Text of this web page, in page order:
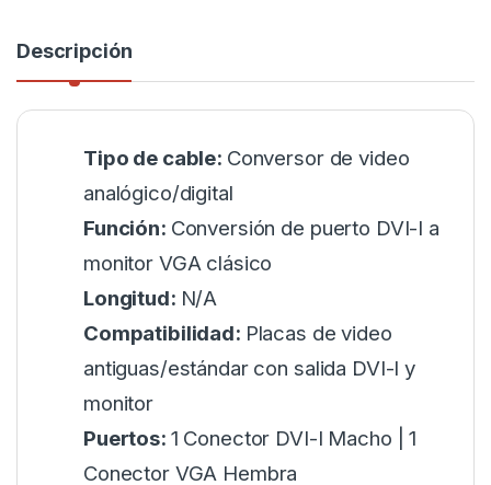
Descripción
Tipo de cable: Conversor de video
analógico/digital
Función: Conversión de puerto DVI-I a
monitor VGA clásico
Longitud: N/A
Compatibilidad: Placas de video
antiguas/estándar con salida DVI-I y
monitor
Puertos: 1 Conector DVI-I Macho | 1
Conector VGA Hembra